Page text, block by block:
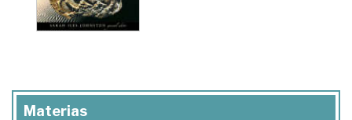
Materias